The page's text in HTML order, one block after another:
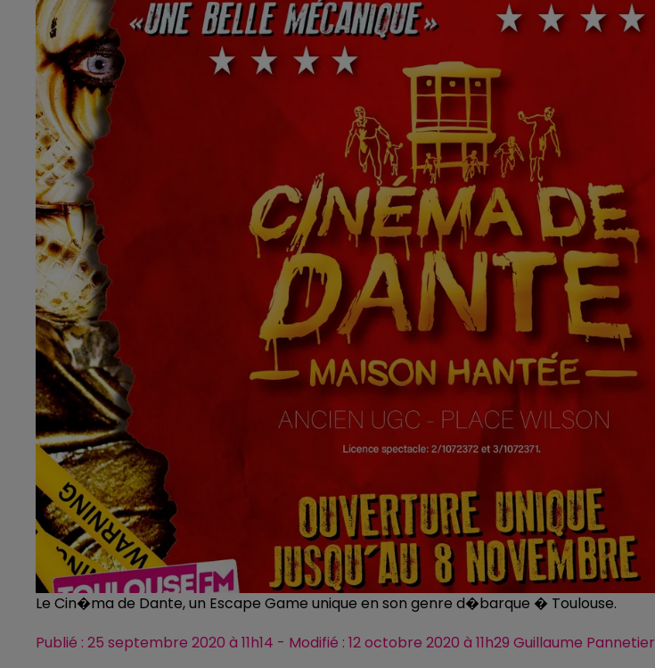
Le Cin�ma de Dante, un Escape Game unique en son genre d�barque � Toulouse.
Publié : 25 septembre 2020 à 11h14 - Modifié : 12 octobre 2020 à 11h29 Guillaume Pannetier